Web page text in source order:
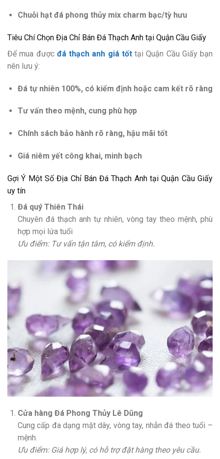
Chuỗi hạt đá phong thủy mix charm bạc/tỳ hưu
Tiêu Chí Chọn Địa Chỉ Bán Đá Thạch Anh tại Quận Cầu Giấy
Để mua đượcđá thạch anh giá tốt tại Quận Cầu Giấy bạn
nên lưu ý:
Đá tự nhiên 100%, có kiểm định hoặc cam kết rõ ràng
Tư vấn theo mệnh, cung phù hợp
Chính sách bảo hành rõ ràng, hậu mãi tốt
Giá niêm yết công khai, minh bạch
Gợi Ý Một Số Địa Chỉ Bán Đá Thạch Anhtại Quận Cầu Giấy
uy tín
Đá quý Thiên Thái
Chuyên đá thạch anh tự nhiên, vòng tay theo mệnh, phù
hợp mọi lứa tuổi
Ưu điểm: Tư vấn tận tâm, có kiểm định.
Cửa hàng Đá Phong Thủy Lê Dũng
Cung cấp đa dạng mặt dây, vòng tay, nhẫn đá theo tuổi –
mệnh.
Ưu điểm: Giá hợp lý, có hỗ trợ đặt hàng theo yêu cầu.